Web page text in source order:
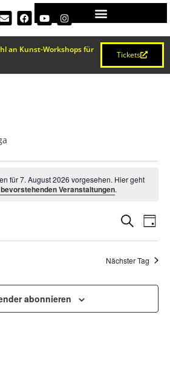
an Kunst-Workshops für
Tickets
für 7. August 2026 vorgesehen. Hier geht
Veranstaltungen.
UND
SucheTag
Nächster Tag
abonnieren